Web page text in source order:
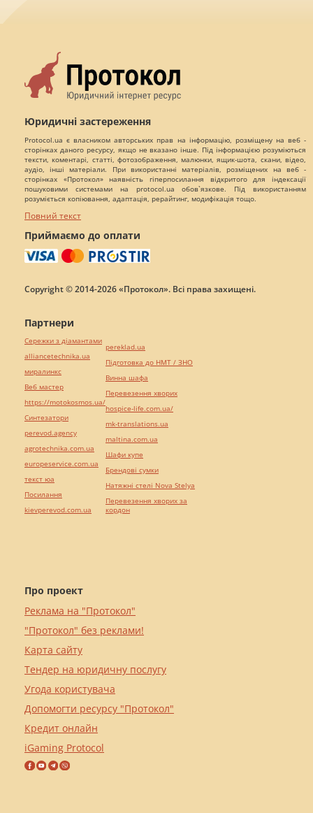
Юридичні застереження
Protocol.ua є власником авторських прав на інформацію, розміщену на веб -
сторінках даного ресурсу, якщо не вказано інше. Під інформацією розуміються
тексти, коментарі, статті, фотозображення, малюнки, ящик-шота, скани, відео,
аудіо, інші матеріали. При використанні матеріалів, розміщених на веб -
сторінках «Протокол» наявність гіперпосилання відкритого для індексації
пошуковими системами на protocol.ua обов`язкове. Під використанням
розуміється копіювання, адаптація, рерайтинг, модифікація тощо.
Повний текст
Приймаємо до оплати
Copyright © 2014-2026 «Протокол». Всі права захищені.
Про проект
Реклама на "Протокол"
"Протокол" без реклами!
Карта сайту
Тендер на юридичну послугу
Угода користувача
Допомогти ресурсу "Протокол"
Кредит онлайн
iGaming Protocol
Партнери
Сережки з діамантами
alliancetechnika.ua
миралинкс
Веб мастер
https://motokosmos.ua/
Синтезатори
perevod.agency
agrotechnika.com.ua
europeservice.com.ua
текст юа
Посилання
kievperevod.com.ua
pereklad.ua
Підготовка до НМТ / ЗНО
Винна шафа
Перевезення хворих
hospice-life.com.ua/
mk-translations.ua
maltina.com.ua
Шафи купе
Брендові сумки
Натяжні стелі Nova Stelya
Перевезення хворих за
кордон